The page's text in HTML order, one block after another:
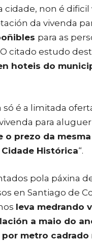
cidade, non é
da vivenda
para as
citado estudo
hoteis do
é a limitada
para
o prezo da
Histórica“.
pola páxina
en Santiago de
leva medrando
a maio do
por metro cadrado